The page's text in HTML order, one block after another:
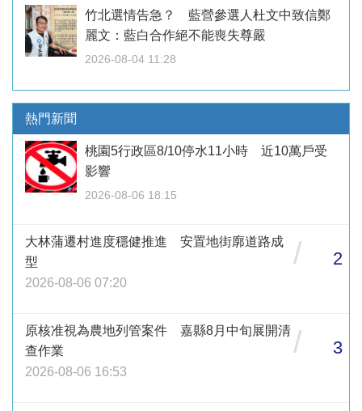
竹北選情告急？ 藍營參選人杜文中致信鄭
麗文：藍白合作絕不能喪失尊嚴
2026-08-04 11:28
熱門新聞
桃園5行政區8/10停水11小時 近10萬戶受
影響
2026-08-06 18:15
大林蒲遷村進度穩健推進 安置地街廓道路成
型
2026-08-06 07:20
/ 2
原核准視為農地列管案件 嘉縣8月中旬展開清
查作業
2026-08-06 16:53
/ 3